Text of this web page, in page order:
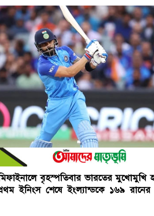
বৃহস্পতিবার ভারতের মুখোমুখি
ইনিংস শেষে ইংল্যান্ডকে ১৬৯ রানের